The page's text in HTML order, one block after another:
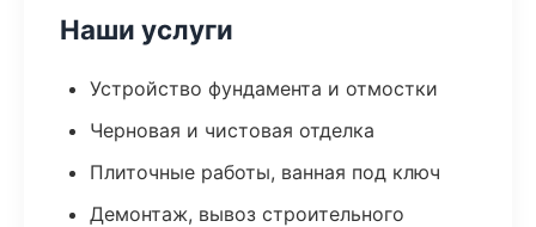
Наши услуги
Устройство фундамента и отмостки
Черновая и чистовая отделка
Плиточные работы, ванная под ключ
Демонтаж, вывоз строительного